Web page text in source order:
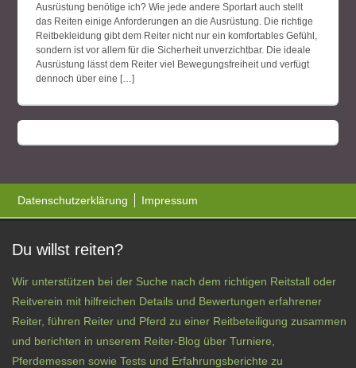
Ausrüstung benötige ich? Wie jede andere Sportart auch stellt
das Reiten einige Anforderungen an die Ausrüstung. Die richtige
Reitbekleidung gibt dem Reiter nicht nur ein komfortables Gefühl,
sondern ist vor allem für die Sicherheit unverzichtbar. Die ideale
Ausrüstung lässt dem Reiter viel Bewegungsfreiheit und verfügt
dennoch über eine […]
Datenschutzerklärung Impressum
Du willst reiten?
Wir unterstützen bei der Suche nach dem richtigen Reitstall oder
Reitverein mit hilfreichen Details und Bewertungen erfahrener
Reiter, führen Reiter und Pferd zu einer Reitbeteiligung zusammen
und berichten in unserem Reiter-Blog über Turniere,
Pferdemessen sowie Tests und Erfahrungsberichte zu